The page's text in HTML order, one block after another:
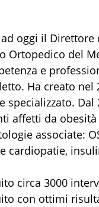
oggi il Direttore
Ortopedico del
e
Ha creato nel
specializzato.
affetti da
associate:
cardiopatie,
circa 3000
con ottimi